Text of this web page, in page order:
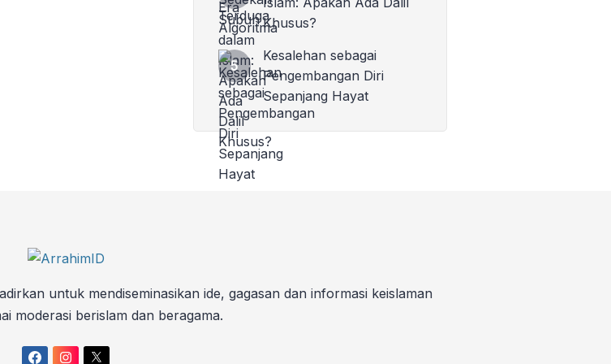
Khusus?
Kesalehan sebagai
Pengembangan Diri
Sepanjang Hayat
untuk mendiseminasikan ide, gagasan dan informasi keislaman
moderasi berislam dan beragama.